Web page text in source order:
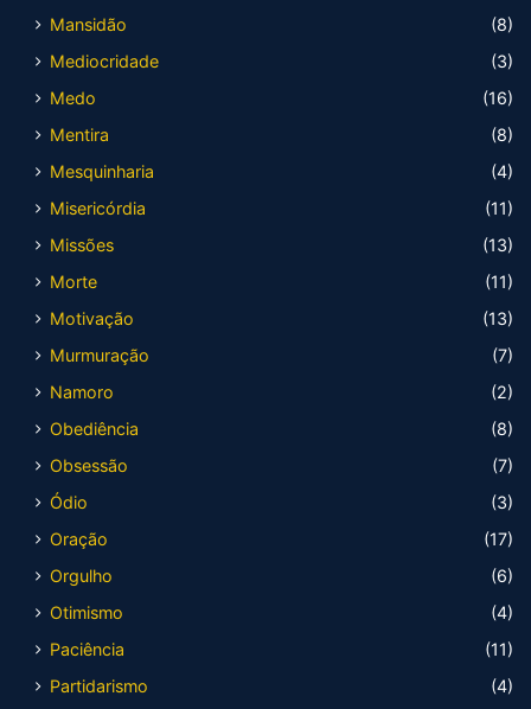
Mansidão
(8)
Mediocridade
(3)
Medo
(16)
Mentira
(8)
Mesquinharia
(4)
Misericórdia
(11)
Missões
(13)
Morte
(11)
Motivação
(13)
Murmuração
(7)
Namoro
(2)
Obediência
(8)
Obsessão
(7)
Ódio
(3)
Oração
(17)
Orgulho
(6)
Otimismo
(4)
Paciência
(11)
Partidarismo
(4)